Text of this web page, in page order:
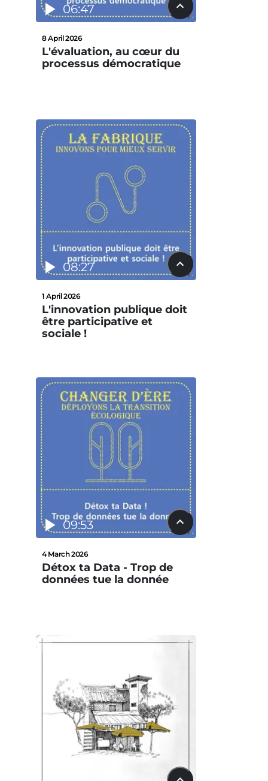
06:47
8 April 2026
L'évaluation, au cœur du
processus démocratique
08:27
1 April 2026
L'innovation publique doit
être participative et
sociale !
09:53
4 March 2026
Détox ta Data - Trop de
données tue la donnée